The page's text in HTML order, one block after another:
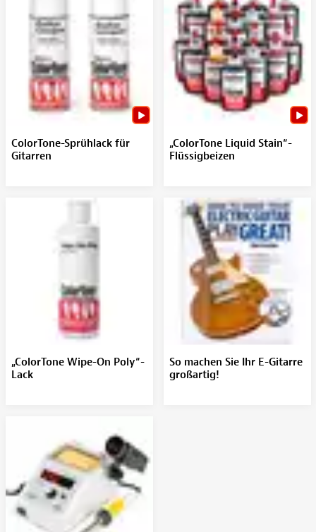
ColorTone-Sprühlack für
Gitarren
„ColorTone Liquid Stain“-
Flüssigbeizen
„ColorTone Wipe-On Poly“-
Lack
So machen Sie Ihr E-Gitarre
großartig!